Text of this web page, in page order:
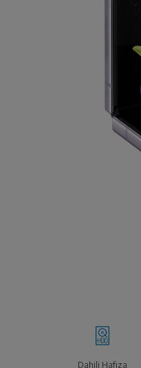
Dahili Hafıza